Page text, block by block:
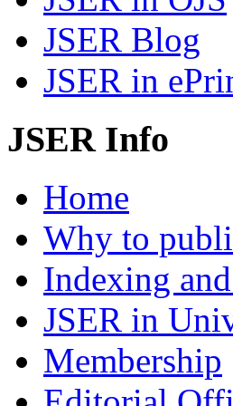
JSER Blog
JSER in
JSER Info
Home
Why to
Indexing
JSER in
Membership